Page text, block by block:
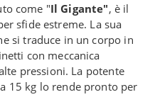
come "Il Gigante", è il
sfide estreme. La sua
si traduce in un corpo in
con meccanica
pressioni. La potente
15 kg lo rende pronto per